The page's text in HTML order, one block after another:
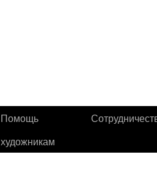
Помощь
художникам